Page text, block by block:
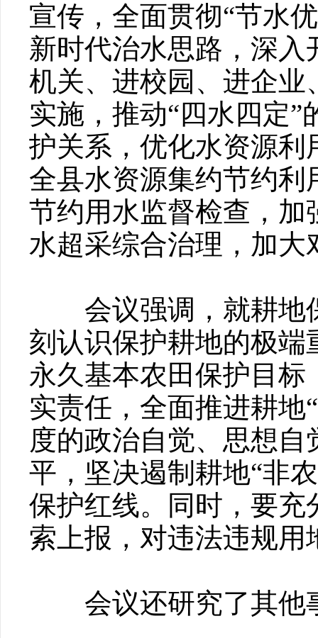
宣传，全面贯彻“节水
新时代治水思路，深
机关、进校园、进企
实施，推动“四水四定
护关系，优化水资源
全县水资源集约节约
节约用水监督检查，
水超采综合治理，加
会议强调，就耕地
刻认识保护耕地的极
永久基本农田保护目
实责任，全面推进耕地
度的政治自觉、思想
平，坚决遏制耕地“非
保护红线。同时，要
索上报，对违法违规
会议还研究了其他